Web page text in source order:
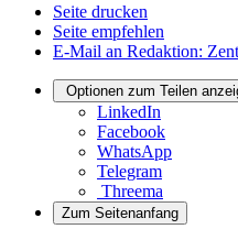
Seite drucken
Seite empfehlen
E-Mail an Redaktion:
Optionen zum Teilen
LinkedIn
Facebook
WhatsApp
Telegram
Threema
Zum Seitenanfang